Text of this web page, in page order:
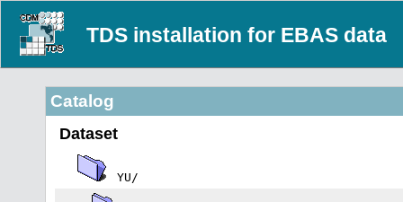
TDS installation for EBAS data
Catalog
Dataset
YU/